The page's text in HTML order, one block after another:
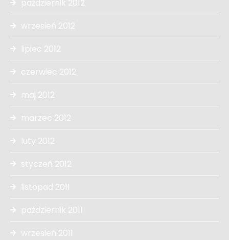
październik 2012
wrzesień 2012
lipiec 2012
czerwiec 2012
maj 2012
marzec 2012
luty 2012
styczeń 2012
listopad 2011
październik 2011
wrzesień 2011